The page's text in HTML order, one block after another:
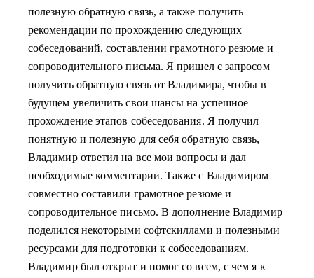
полезную обратную связь, а также получить
рекомендации по прохождению следующих
собеседований, составлении грамотного резюме и
сопроводительного письма. Я пришел с запросом
получить обратную связь от Владимира, чтобы в
будущем увеличить свои шансы на успешное
прохождение этапов собеседования. Я получил
понятную и полезную для себя обратную связь,
Владимир ответил на все мои вопросы и дал
необходимые комментарии. Также с Владимиром
совместно составили грамотное резюме и
сопроводительное письмо. В дополнение Владимир
поделился некоторыми софтскиллами и полезными
ресурсами для подготовки к собеседованиям.
Владимир был открыт и помог со всем, с чем я к